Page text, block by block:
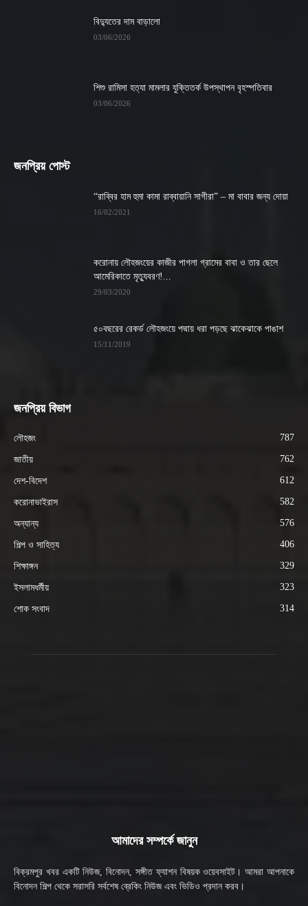
বিদ্যুতের দাম বাড়ালো
03/06/2026
শিশু রামিসা হত্যা মামলার যুক্তিতর্ক উপস্থাপন বৃহস্পতিবার
03/06/2026
জনপ্রিয় পোস্ট
“রাব্বির হাম হুমা কামা রাব্বায়ানি সাগীরা” – মা বাবার জন্য দোয়া
16/02/2021
করোনায় লৌহজংয়ের কাজীর পাগলা গ্রামের বাবা ও তার ছেলে
আমেরিকাতে মৃত্যুবরণ!...
29/03/2020
৫০বছরের রেকর্ড লৌহজংয়ে পদ্মায় ধরা পড়ছে ঝাকেঝাকে পাঙাশ
15/11/2019
জনপ্রিয় বিভাগ
লৌহজং 787
জাতীয় 762
দেশ-বিদেশ 612
করোনাভাইরাস 582
অন্যান্য 576
শিল্প ও সাহিত্য 406
শিক্ষাঙ্গন 329
ইসলামধর্মীয় 323
শোক সংবাদ 314
আমাদের সম্পর্কে জানুন
বিক্রমপুর খবর একটি নিউজ, বিনোদন, সঙ্গীত ফ্যাশন বিষয়ক ওয়েবসাইট। আমরা আপনাকে
বিনোদন শিল্প থেকে সরাসরি সর্বশেষ ব্রেকিং নিউজ এবং ভিডিও প্রদান করব।